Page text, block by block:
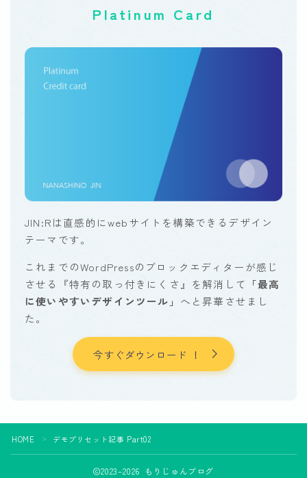
Platinum Card
JIN:Rは直感的にwebサイトを構築できるデザイン
テーマです。
これまでのWordPressのブロックエディターが感じ
させる『特有の取っ付きにくさ』を解消して 「最高
に使いやすいデザインツール」 へと昇華させまし
た。
今すぐダウンロード ！
HOME ＞ デモプリセット記事 Part02
2023–2026 もりじゅんブログ